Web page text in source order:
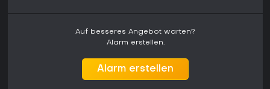
Auf besseres Angebot warten?
Alarm erstellen.
Alarm erstellen